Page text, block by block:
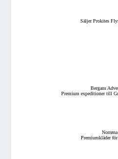
Säljer Prokites
Bergans
Premium expeditioner till
Norrøna
Premiumkläder